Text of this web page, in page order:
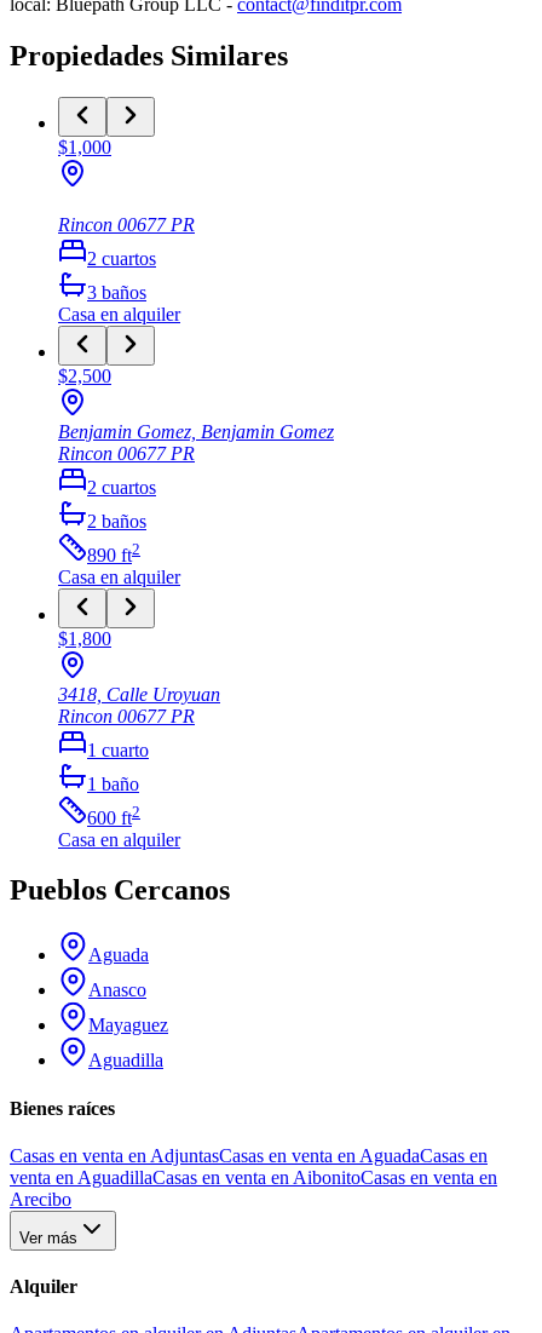
Propiedades Similares
$1,000
Rincon 00677PR
2 cuartos
3 baños
Casa en alquiler
$2,500
Benjamin Gomez, Benjamin Gomez
Rincon 00677PR
2 cuartos
2 baños
890 ft2
Casa en alquiler
$1,800
3418, Calle Uroyuan
Rincon 00677PR
1 cuarto
1 baño
600 ft2
Casa en alquiler
Pueblos Cercanos
Aguada
Anasco
Mayaguez
Aguadilla
Bienes raíces
Casas en venta en AdjuntasCasas en venta en AguadaCasas en
venta en AguadillaCasas en venta en AibonitoCasas en venta en
Arecibo
Ver más
Alquiler